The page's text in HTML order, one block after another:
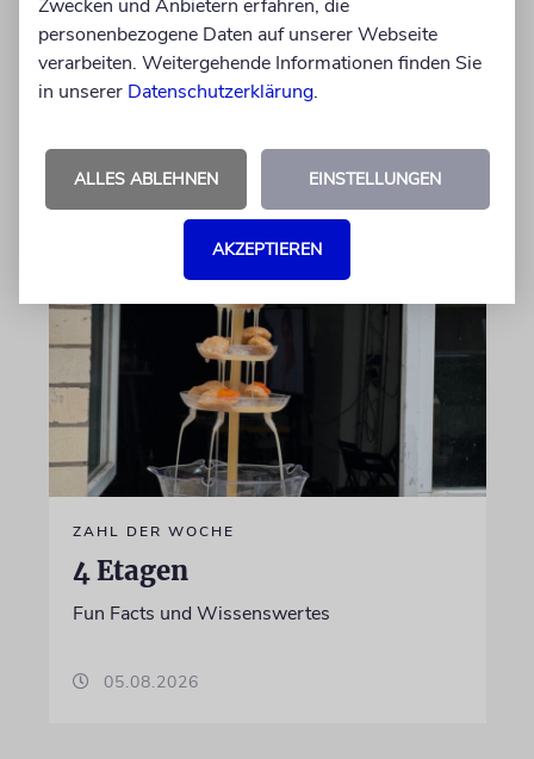
Abschied vom Ich
Jossi Wieler bringt Peter Handkes Stück
»Schnee von gestern, Schnee von morgen« bei
von Nicole Golombek
06.08.2026
ZAHL DER WOCHE
4 Etagen
Fun Facts und Wissenswertes
05.08.2026
Zwecken und Anbietern erfahren, die
personenbezogene Daten auf unserer Webseite
verarbeiten. Weitergehende Informationen finden Sie
in unserer Datenschutzerklärung.
ALLES ABLEHNEN EINSTELLUNGEN
AKZEPTIEREN